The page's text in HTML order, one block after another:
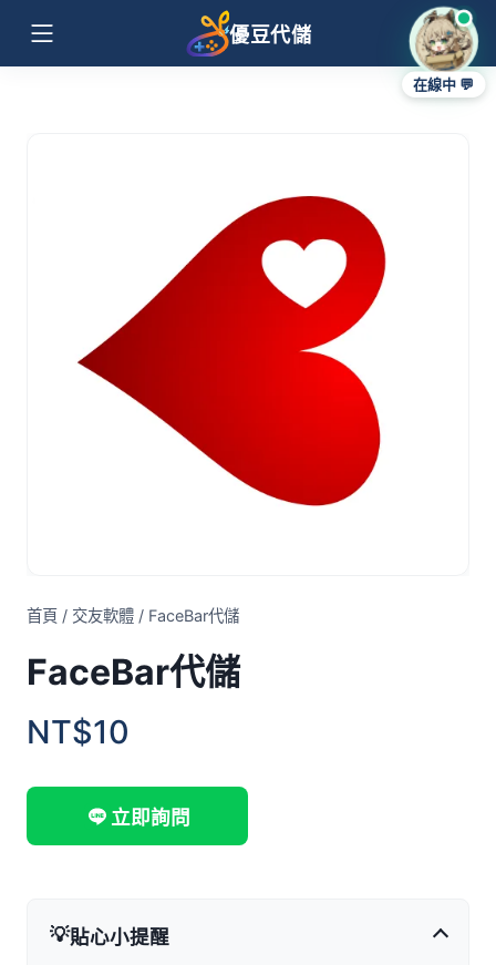
優豆代儲
首頁 / 交友軟體 / FaceBar代儲
FaceBar代儲
NT$10
立即詢問
💡貼心小提醒
在線中 💬